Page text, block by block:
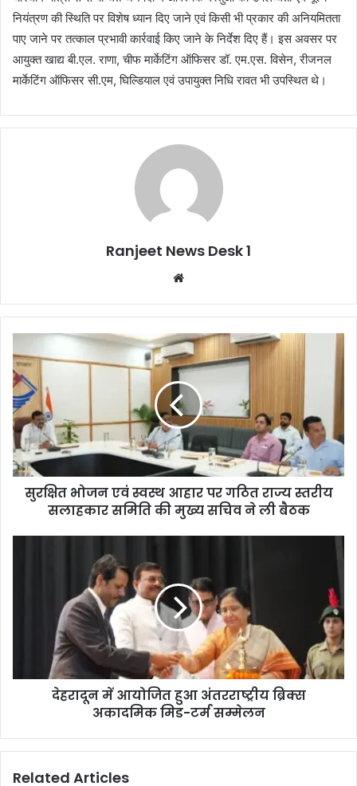
नियंत्रण की स्थिति पर विशेष ध्यान दिए जाने एवं किसी भी प्रकार की अनियमितता
पाए जाने पर तत्काल प्रभावी कार्रवाई किए जाने के निर्देश दिए हैं। इस अवसर पर
आयुक्त खाद्य बी.एल. राणा, चीफ मार्केटिंग ऑफिसर डॉ. एम.एस. विसेन, रीजनल
मार्केटिंग ऑफिसर सी.एम, घिल्डियाल एवं उपायुक्त निधि रावत भी उपस्थित थे।
Ranjeet News Desk 1
te
सुरक्षित भोजन एवं स्वस्थ आहार पर गठित राज्य स्तरीय
सलाहकार समिति की मुख्य सचिव ने ली बैठक
देहरादून में आयोजित हुआ अंतरराष्ट्रीय ब्रिक्स
अकादमिक मिड-टर्म सम्मेलन
Related Articles